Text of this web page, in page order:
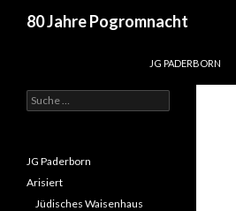
80 Jahre Pogromnacht
JG PADERBORN
Suche
nach:
JG Paderborn
Arisiert
Jüdisches Waisenhaus